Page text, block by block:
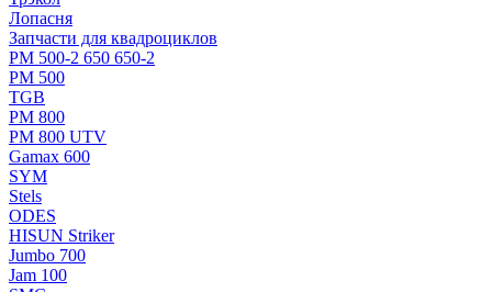
Лопасня
Запчасти для квадроциклов
РМ 500-2 650 650-2
РМ 500
TGB
РМ 800
РМ 800 UTV
Gamax 600
SYM
Stels
ОDЕS
HISUN Striker
Jumbo 700
Jam 100